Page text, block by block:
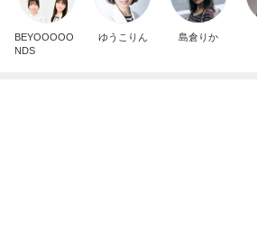
BEYOOOOO
NDS
ゆうこりん 島倉りか